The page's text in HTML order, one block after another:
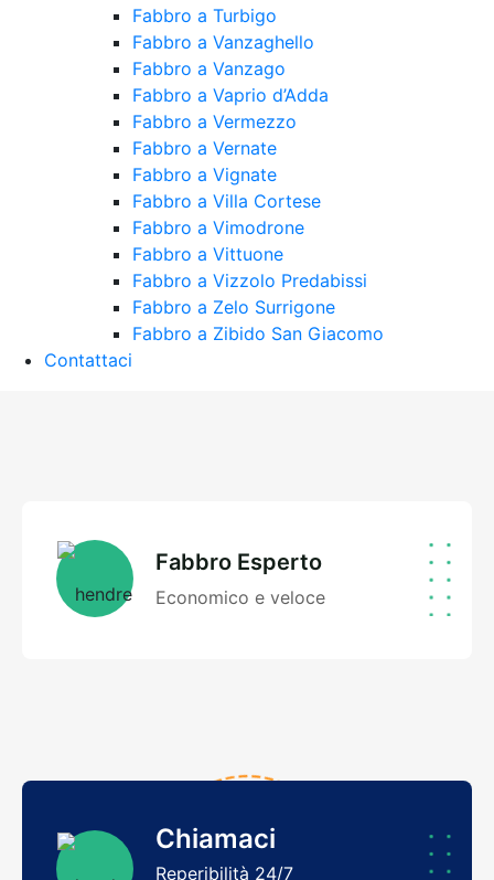
Fabbro a Turbigo
Fabbro a Vanzaghello
Fabbro a Vanzago
Fabbro a Vaprio d’Adda
Fabbro a Vermezzo
Fabbro a Vernate
Fabbro a Vignate
Fabbro a Villa Cortese
Fabbro a Vimodrone
Fabbro a Vittuone
Fabbro a Vizzolo Predabissi
Fabbro a Zelo Surrigone
Fabbro a Zibido San Giacomo
Contattaci
Fabbro Esperto
Economico e veloce
Chiamaci
Reperibilità 24/7